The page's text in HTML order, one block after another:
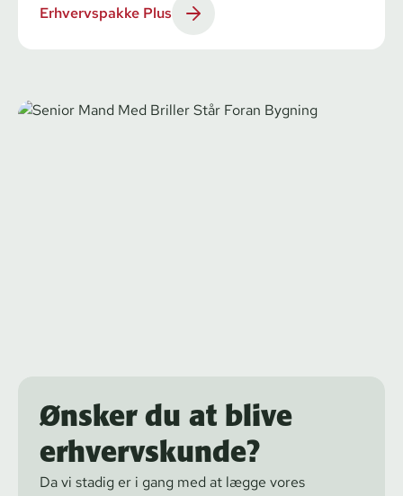
Erhvervspakke Plus
Ønsker du at blive
erhvervskunde?
Da vi stadig er i gang med at lægge vores